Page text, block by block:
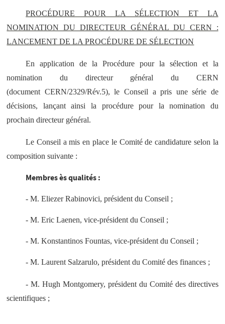
PROCÉDURE POUR LA SÉLECTION ET LA
NOMINATION DU DIRECTEUR GÉNÉRAL DU CERN :
LANCEMENT DE LA PROCÉDURE DE SÉLECTION
En application de la Procédure pour la sélection et la
nomination du directeur général du CERN
(document CERN/2329/Rév.5), le Conseil a pris une série de
décisions, lançant ainsi la procédure pour la nomination du
prochain directeur général.
Le Conseil a mis en place le Comité de candidature selon la
composition suivante :
Membres ès qualités :
- M. Eliezer Rabinovici, président du Conseil ;
- M. Eric Laenen, vice-président du Conseil ;
- M. Konstantinos Fountas, vice-président du Conseil ;
- M. Laurent Salzarulo, président du Comité des finances ;
- M. Hugh Montgomery, président du Comité des directives
scientifiques ;